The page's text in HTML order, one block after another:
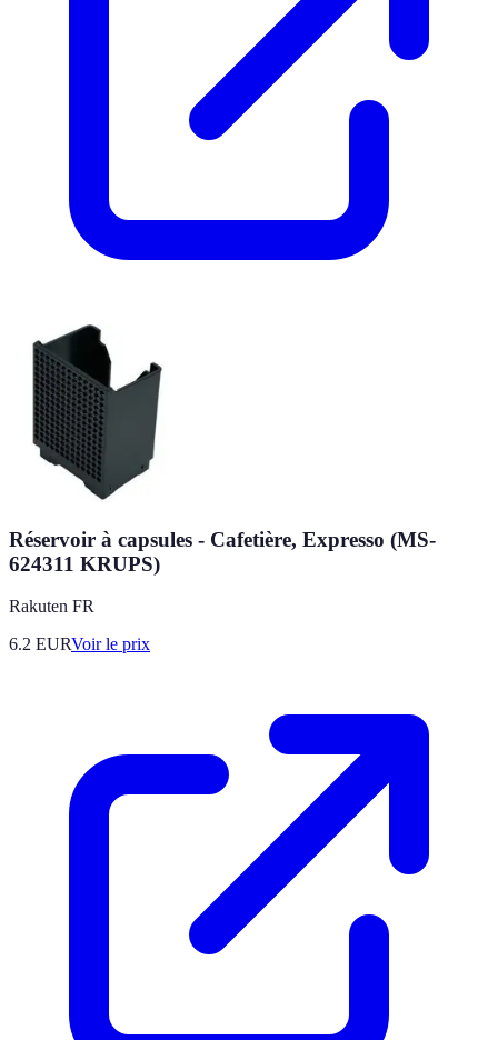
Réservoir à capsules - Cafetière, Expresso (MS-
624311 KRUPS)
Rakuten FR
6.2 EURVoir le prix